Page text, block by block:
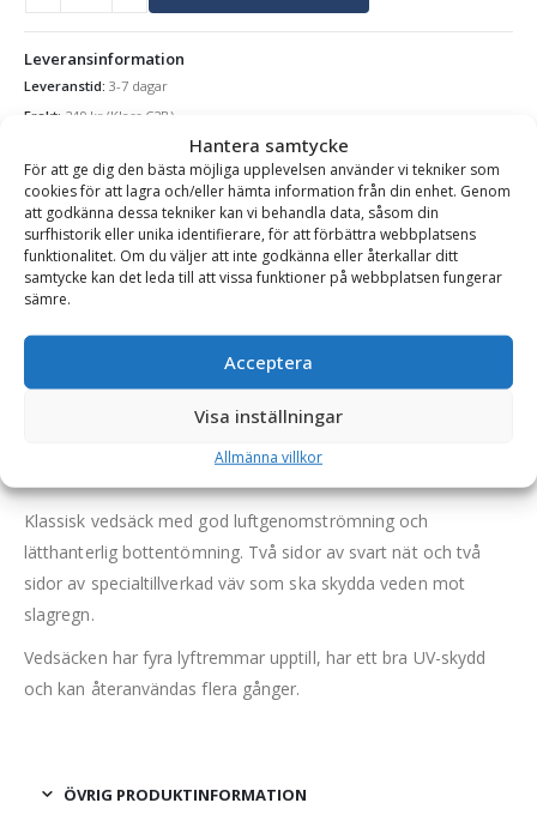
Hantera samtycke
För att ge dig den bästa möjliga upplevelsen använder vi tekniker som
cookies för att lagra och/eller hämta information från din enhet. Genom
att godkänna dessa tekniker kan vi behandla data, såsom din
surfhistorik eller unika identifierare, för att förbättra webbplatsens
funktionalitet. Om du väljer att inte godkänna eller återkallar ditt
samtycke kan det leda till att vissa funktioner på webbplatsen fungerar
sämre.
Acceptera
Visa inställningar
Allmänna villkor
Leveransinformation
Leveranstid: 3-7 dagar
Frakt: 249 kr (Klass C2B)
Se alla produkter inom samma kategori
Vedsäckar
BESKRIVNING
Vedsäck Glittertind med bottentömning – 1500 liter,
OBS: Denna produkt säljs i pack om 10 vedsäckar utan
Klassisk vedsäck med god luftgenomströmning och
lätthanterlig bottentömning. Två sidor av svart nät och två
sidor av specialtillverkad väv som ska skydda veden mot
slagregn.
Vedsäcken har fyra lyftremmar upptill, har ett bra UV-skydd
och kan återanvändas flera gånger.
ÖVRIG PRODUKTINFORMATION